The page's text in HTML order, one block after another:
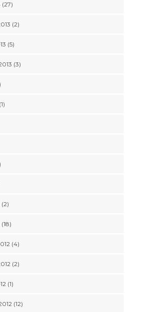
(27)
(2)
(5)
(3)
(2)
(4)
(2)
(1)
(12)